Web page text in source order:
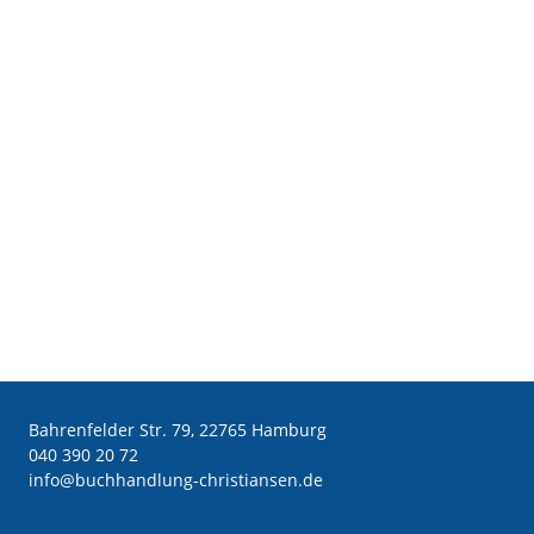
Bahrenfelder Str. 79, 22765 Hamburg
040 390 20 72
ed.nesnaitsirhc-gnuldnahhcub@ofni